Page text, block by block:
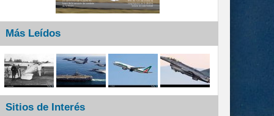
Más Leídos
Sitios de Interés